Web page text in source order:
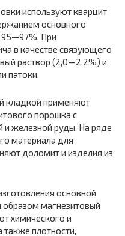
используют кварцит
основного
95—97%. При
в качестве связующего
раствор (2,0—2,2%) и
патоки.
кладкой применяют
порошка с
и железной руды. На ряде
материала для
доломит и изделия из
основной
магнезитовый
химического и
также плотности,